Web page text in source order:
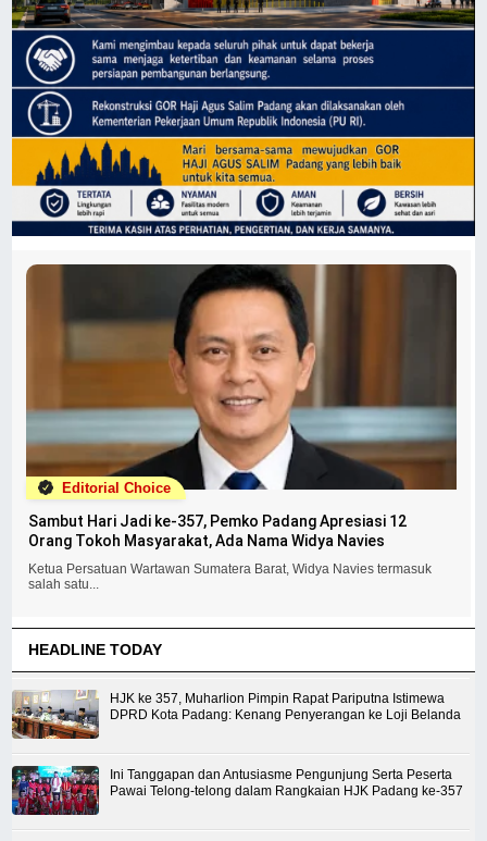
Editorial Choice
Sambut Hari Jadi ke-357, Pemko Padang Apresiasi 12
Orang Tokoh Masyarakat, Ada Nama Widya Navies
Ketua Persatuan Wartawan Sumatera Barat, Widya Navies termasuk
salah satu...
HEADLINE TODAY
HJK ke 357, Muharlion Pimpin Rapat Pariputna Istimewa
DPRD Kota Padang: Kenang Penyerangan ke Loji Belanda
Ini Tanggapan dan Antusiasme Pengunjung Serta Peserta
Pawai Telong-telong dalam Rangkaian HJK Padang ke-357